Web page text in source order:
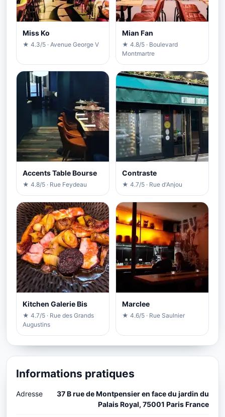
Miss Ko
★ 4.3/5 · Avenue George V
Mian Fan
★ 4.8/5 · Boulevard
Montmartre
Accents Table Bourse
★ 4.8/5 · Rue Feydeau
Contraste
★ 4.7/5 · Rue d'Anjou
Kitchen Galerie Bis
★ 4.7/5 · Rue des Grands
Augustins
Marclee
★ 4.6/5 · Rue Saulnier
Informations pratiques
Adresse
37 B rue de Montpensier en face du jardin du
Palais Royal, 75001 Paris France